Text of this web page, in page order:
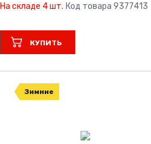
На складе 4 шт. Код товара 9377413
КУПИТЬ
Зимние